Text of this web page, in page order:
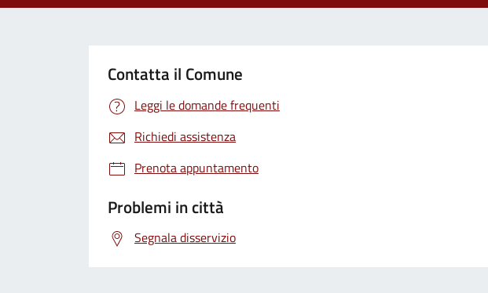
Contatta il Comune
Leggi le domande frequenti
Richiedi assistenza
Prenota appuntamento
Problemi in città
Segnala disservizio